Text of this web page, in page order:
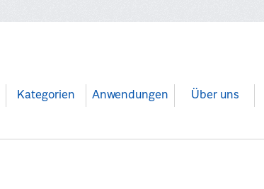
Kategorien Anwendungen Über uns